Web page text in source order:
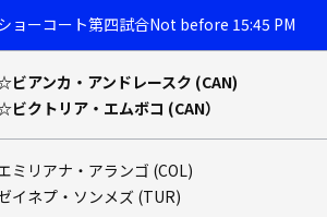
ョーコート第四試合Not before 15:45 PM
ビアンカ・アンドレースク (CAN)
ビクトリア・エムボコ (CAN）
ミリアナ・アランゴ (COL)
イネプ・ソンメズ (TUR)